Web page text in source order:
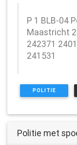
P 1 BLB-04
Maastricht
242371
241531
POLITIE
Politie met